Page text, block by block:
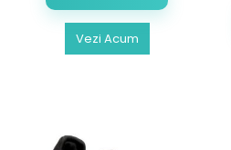
Vezi Acum